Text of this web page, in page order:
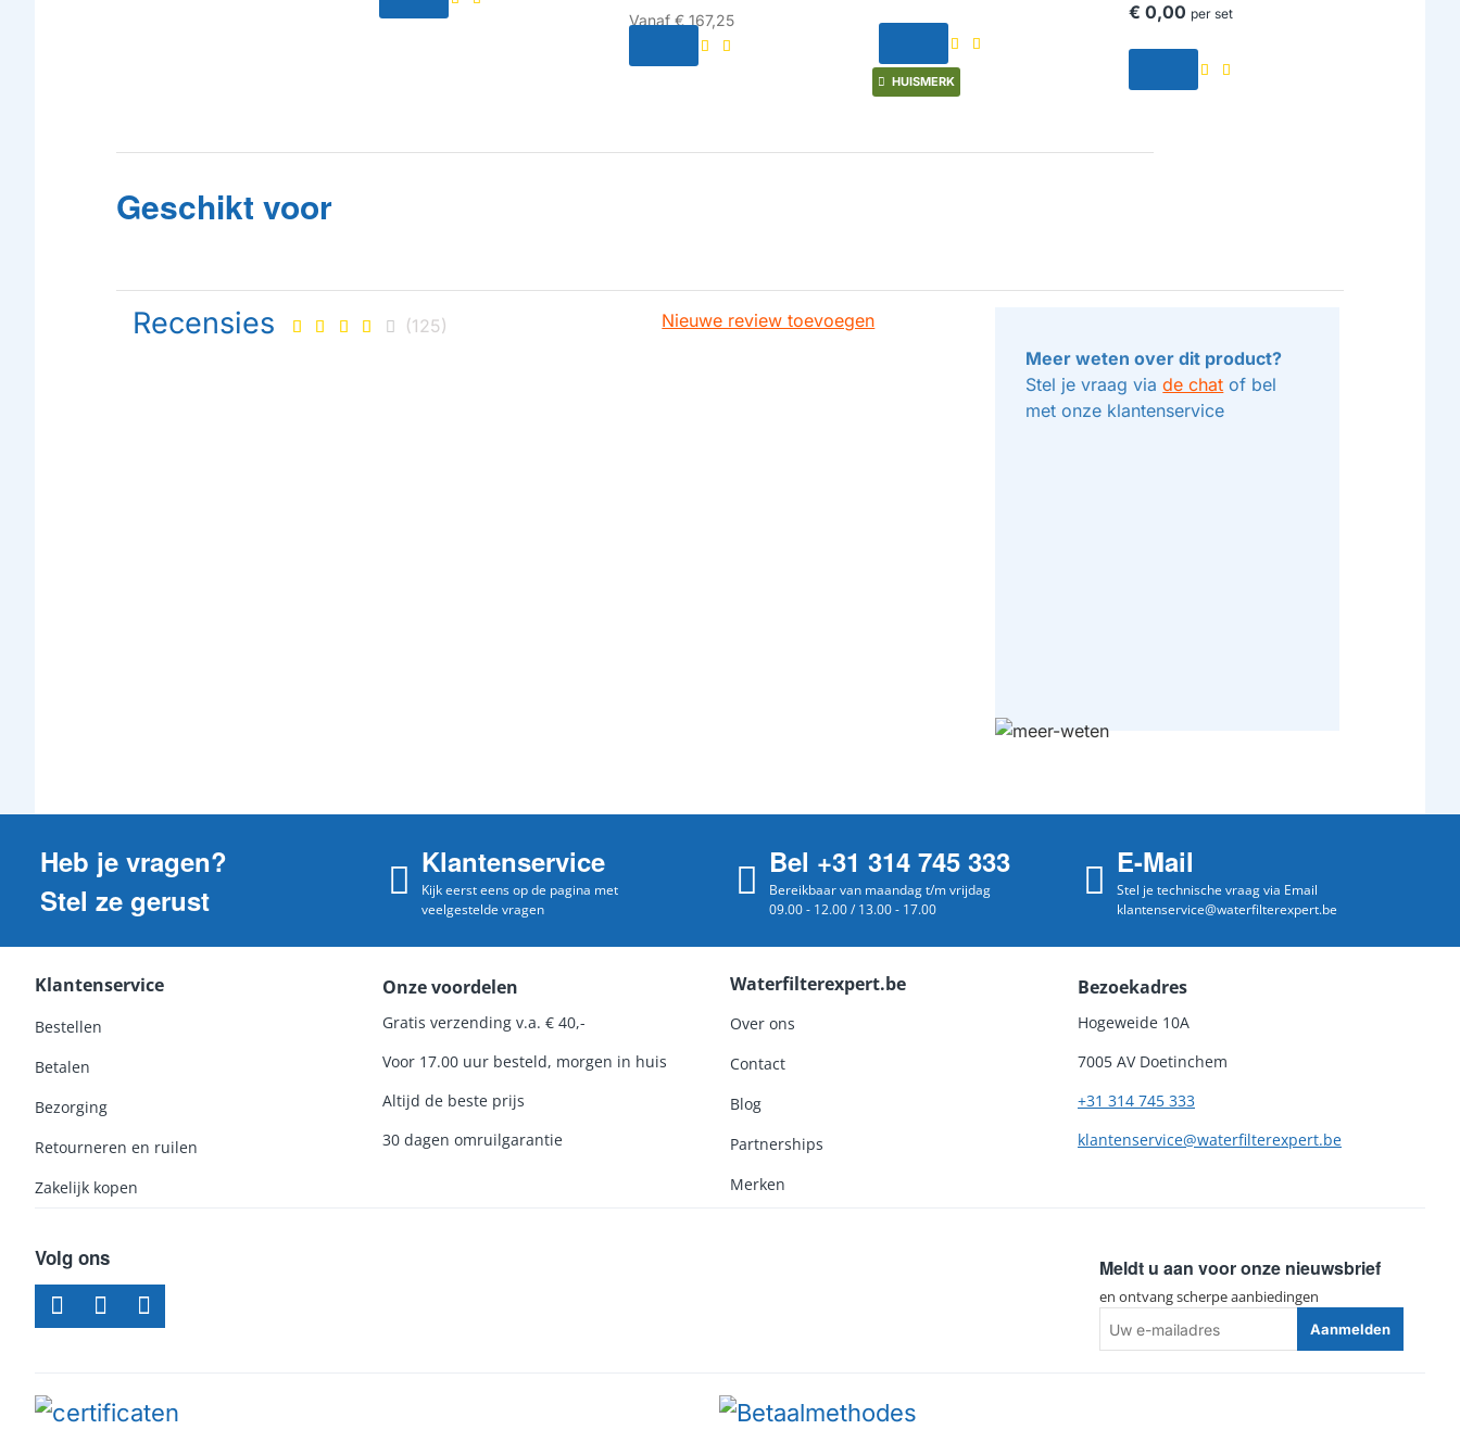
Vanaf€ 167,25
HUISMERK
€ 0,00 per set
Geschikt voor
Recensies (125)
Nieuwe review toevoegen
Meer weten over dit product?
Stel je vraag viade chat of bel
met onze klantenservice
Heb je vragen?
Stel ze gerust
Klantenservice
Kijk eerst eens op de pagina met
veelgestelde vragen
Bel +31 314 745 333
Bereikbaar van maandag t/m vrijdag
09.00 - 12.00 / 13.00 - 17.00
E-Mail
Stel je technische vraag via Email
klantenservice@waterfilterexpert.be
Klantenservice
Bestellen
Betalen
Bezorging
Retourneren en ruilen
Zakelijk kopen
Onze voordelen
Gratis verzending v.a. € 40,-
Voor 17.00 uur besteld, morgen in huis
Altijd de beste prijs
30 dagen omruilgarantie
Waterfilterexpert.be
Over ons
Contact
Blog
Partnerships
Merken
Bezoekadres
Hogeweide 10A
7005 AV Doetinchem
+31 314 745 333
klantenservice@waterfilterexpert.be
Volg ons Meldt u aan voor onze nieuwsbrief
en ontvang scherpe aanbiedingen
e-
Aanmelden